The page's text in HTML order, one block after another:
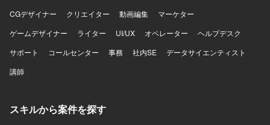
CGデザイナー
クリエイター 動画編集
マーケター
ゲームデザイナー
ライター UI/UX オペレーター
ヘルプデスク
サポート
コールセンター 事務 社内SE
データサイエンティスト
講師
スキルから案件を探す